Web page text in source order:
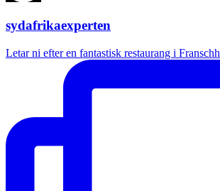
sydafrikaexperten
Letar ni efter en fantastisk restaurang i Franschh